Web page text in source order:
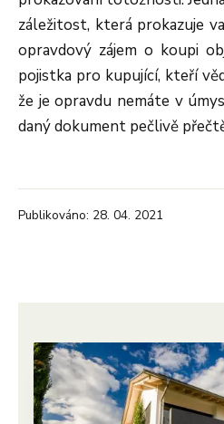
záležitost, která prokazuje
opravdový zájem o koupi
pojistka pro kupující, kteří
že je opravdu nemáte v
daný dokument pečlivě
Publikováno: 28. 04. 2021